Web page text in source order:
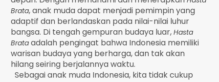
Brata, anak muda dapat menjadi pemimpin yang
adaptif dan berlandaskan pada nilai-nilai luhur
bangsa. Di tengah gempuran budaya luar,Hasta
Brata adalah pengingat bahwa Indonesia memiliki
warisan budaya yang berharga, dan tak akan
hilang seiring berjalannya waktu.
Sebagai anak muda Indonesia, kita tidak cukup